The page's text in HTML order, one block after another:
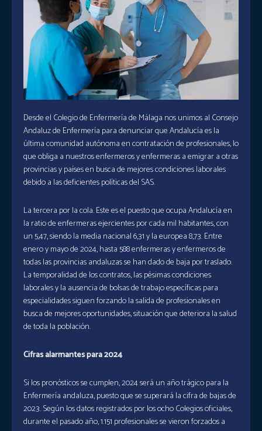
Desde el Colegio de Enfermería de Málaga nos unimos al Consejo
Andaluz de Enfermería para denunciar que Andalucía es la
última comunidad autónoma en contratación de profesionales, lo
que obliga a nuestros enfermeros y enfermeras a emigrar a otras
provincias y países en busca de mejores condiciones laborales
debido a las deficientes políticas del SAS.
La tercera por la cola. Este es el puesto que ocupa Andalucía en
la ratio de enfermeras ejercientes por cada mil habitantes, con
un 5,47, siendo la media nacional 6,31 y la europea 8,73. Entre
enero y mayo de 2024, hasta 588 enfermeras y enfermeros de
todas las provincias andaluzas se han dado de baja por traslado.
La temporalidad de los contratos, las pésimas condiciones
laborales y la ausencia de bolsas de trabajo específicas para
especialidades siguen forzando la salida de profesionales en
busca de mejores oportunidades, situación que deteriora la salud
de toda la población.
Cifras alarmantes para 2024
Si los pronósticos se cumplen, 2024 será un año trágico para la
Enfermería andaluza, puesto que se superará la cifra de bajas de
2023. Según los datos registrados por los ocho Colegios oficiales,
durante el pasado año, 1.151 profesionales se vieron forzados a